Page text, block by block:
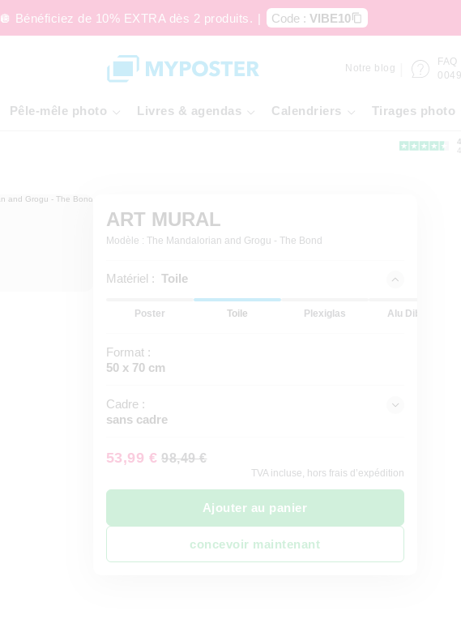
🪩 Bénéficiez de 10% EXTRA dès 2 produits. | Code : VIBE10
Notre blog
FAQ
Pêle-mêle photo Livres & agendas Calendriers Tirages photo
ART MURAL
Modèle : The Mandalorian and Grogu - The Bond
Matériel : Toile
Poster Toile Plexiglas Alu Dibond
Format :
50 x 70 cm
Cadre :
sans cadre
53,99 € 98,49 €
TVA incluse, hors frais d’expédition
Ajouter au panier
concevoir maintenant